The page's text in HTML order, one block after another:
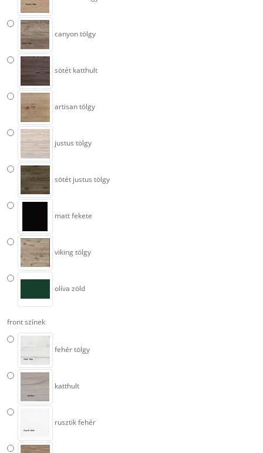
canyon tölgy
sötét katthult
artisan tölgy
justus tölgy
sötét justus tölgy
matt fekete
viking tölgy
olíva zöld
front színek
fehér tölgy
katthult
rusztik fehér